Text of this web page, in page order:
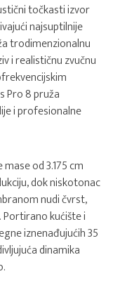
točkasti izvor
najsuptilnije
trodimenzionalnu
i realističnu zvučnu
Pro 8 pruža
i profesionalne
od 3.175 cm
dok niskotonac
nudi čvrst,
Portirano kućište i
iznenađujućih 35
dinamika